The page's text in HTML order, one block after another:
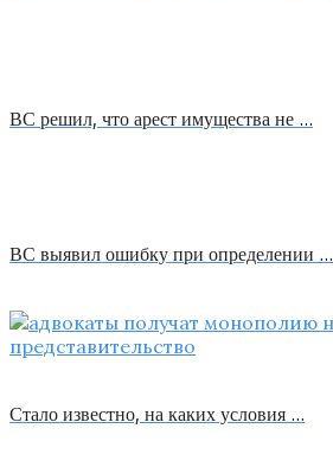
ВС решил, что арест имущества не …
ВС выявил ошибку при определении …
Стало известно, на каких условия …